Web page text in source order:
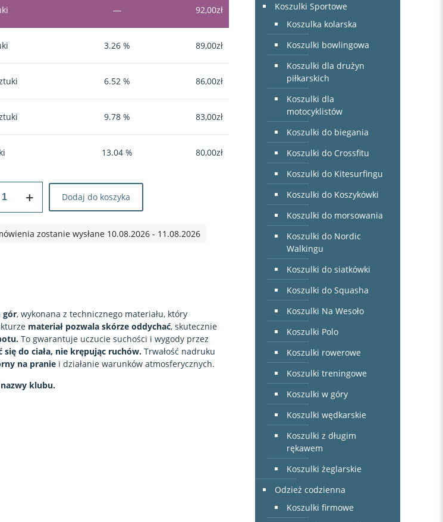
— 92,00zł
3.26 % 89,00zł
6.52 % 86,00zł
9.78 % 83,00zł
13.04 % 80,00zł
Dodaj do koszyka
zostanie wysłane 10.08.2026 - 11.08.2026
gór, wykonana z technicznego materiału, który
materiał pozwala skórze oddychać, skutecznie
To gwarantuje uczucie suchości i wygody przez
się do ciała, nie krępując ruchów. Trwałość nadruku
na pranie i działanie warunków atmosferycznych.
klubu.
Koszulki Sportowe
Koszulka kolarska
Koszulki bowlingowa
Koszulki dla drużyn
piłkarskich
Koszulki dla
motocyklistów
Koszulki do biegania
Koszulki do Crossfitu
Koszulki do Kitesurfingu
Koszulki do Koszykówki
Koszulki do morsowania
Koszulki do Nordic
Walkingu
Koszulki do siatkówki
Koszulki do Squasha
Koszulki Na Wesoło
Koszulki Polo
Koszulki rowerowe
Koszulki treningowe
Koszulki w góry
Koszulki wędkarskie
Koszulki z długim
rękawem
Koszulki żeglarskie
Odzież codzienna
Koszulki firmowe